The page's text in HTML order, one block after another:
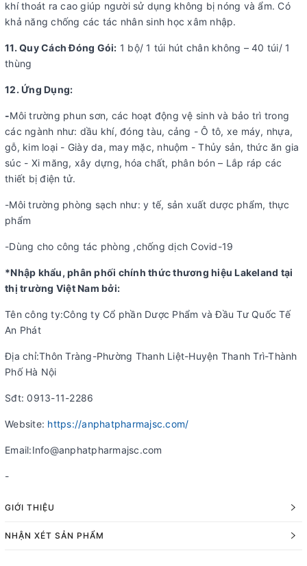
khí thoát ra cao giúp người sử dụng không bị nóng và ẩm. Có
khả năng chống các tác nhân sinh học xâm nhập.
11. Quy Cách Đóng Gói: 1 bộ/ 1 túi hút chân không – 40 túi/ 1
thùng
12. Ứng Dụng:
-Môi trường phun sơn, các hoạt động vệ sinh và bảo trì trong
các ngành như: dầu khí, đóng tàu, cảng - Ô tô, xe máy, nhựa,
gỗ, kim loại - Giày da, may mặc, nhuộm - Thủy sản, thức ăn gia
súc - Xi măng, xây dựng, hóa chất, phân bón – Lắp ráp các
thiết bị điện tử.
-Môi trường phòng sạch như: y tế, sản xuất dược phẩm, thực
phẩm
-Dùng cho công tác phòng ,chống dịch Covid-19
*Nhập khẩu, phân phối chính thức thương hiệu Lakeland tại
thị trường Việt Nam bởi:
Tên công ty:Công ty Cổ phần Dược Phẩm và Đầu Tư Quốc Tế
An Phát
Địa chỉ:Thôn Tràng-Phường Thanh Liệt-Huyện Thanh Trì-Thành
Phố Hà Nội
Sđt: 0913-11-2286
Website: https://anphatpharmajsc.com/
Email:Info@anphatpharmajsc.com
-
GIỚI THIỆU
NHẬN XÉT SẢN PHẨM